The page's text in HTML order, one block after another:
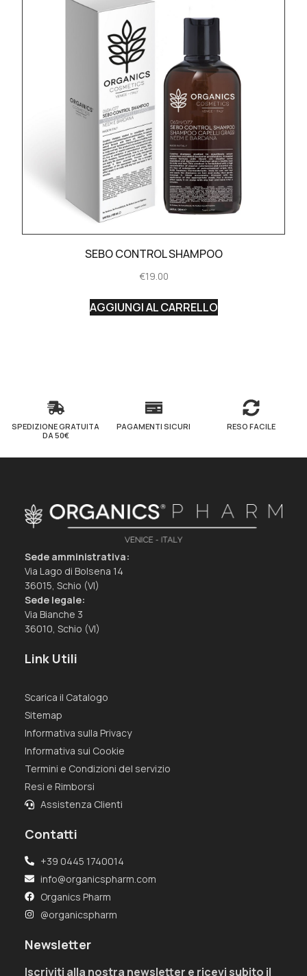
SEBO CONTROL SHAMPOO
€19.00
AGGIUNGI AL CARRELLO
SPEDIZIONE GRATUITA
DA 50€
PAGAMENTI SICURI RESO FACILE
Sede amministrativa:
Via Lago di Bolsena 14
36015, Schio (VI)
Sede legale:
Via Bianche 3
36010, Schio (VI)
Link Utili
Scarica il Catalogo
Sitemap
Informativa sulla Privacy
Informativa sui Cookie
Termini e Condizioni del servizio
Resi e Rimborsi
Assistenza Clienti
Contatti
+39 0445 1740014
info@organicspharm.com
Organics Pharm
@organicspharm
Newsletter
Iscriviti alla nostra newsletter e ricevi subito il